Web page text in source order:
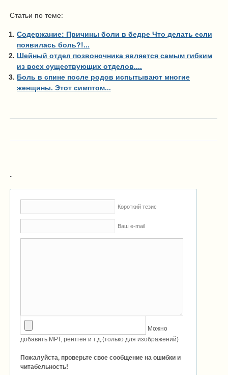
Статьи по теме:
Содержание: Причины боли в бедре Что делать если
появилась боль?!...
Шейный отдел позвоночника является самым гибким
из всех существующих отделов....
Боль в спине после родов испытывают многие
женщины. Этот симптом...
.
Короткий тезис
Ваш e-mail
Можно
добавить МРТ, рентген и т.д.(только для изображений)
Пожалуйста, проверьте свое сообщение на ошибки и
читабельность!